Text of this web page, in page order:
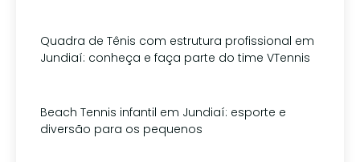
Quadra de Tênis com estrutura profissional em
Jundiaí: conheça e faça parte do time VTennis
Beach Tennis infantil em Jundiaí: esporte e
diversão para os pequenos